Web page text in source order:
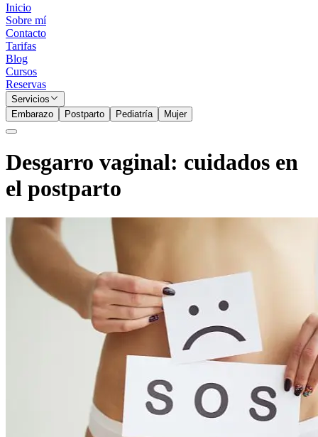
Inicio
Sobre mí
Contacto
Tarifas
Blog
Cursos
Reservas
Servicios
Embarazo
Postparto Pediatría Mujer
Desgarro vaginal: cuidados en
el postparto